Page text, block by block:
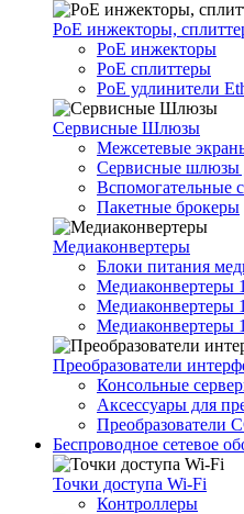
PoE инжекторы,
PoE инжекторы
PoE сплиттеры
PoE удлинители
Сервисные Шлюзы
Межсетевые
Сервисные шлюзы
Вспомогательные
Пакетные брокеры
Медиаконвертеры
Блоки питания
Медиаконвертеры
Медиаконвертеры
Медиаконвертеры
Преобразователи
Консольные
Аксессуары для
Преобразователи
Беспроводное сетевое
Точки доступа Wi-Fi
Контроллеры